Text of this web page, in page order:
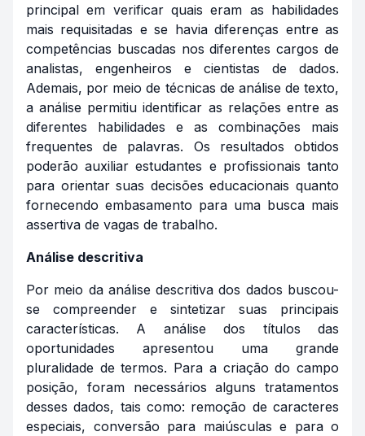
principal em verificar quais eram as habilidades
mais requisitadas e se havia diferenças entre as
competências buscadas nos diferentes cargos de
analistas, engenheiros e cientistas de dados.
Ademais, por meio de técnicas de análise de texto,
a análise permitiu identificar as relações entre as
diferentes habilidades e as combinações mais
frequentes de palavras. Os resultados obtidos
poderão auxiliar estudantes e profissionais tanto
para orientar suas decisões educacionais quanto
fornecendo embasamento para uma busca mais
assertiva de vagas de trabalho.
Análise descritiva
Por meio da análise descritiva dos dados buscou-
se compreender e sintetizar suas principais
características. A análise dos títulos das
oportunidades apresentou uma grande
pluralidade de termos. Para a criação do campo
posição, foram necessários alguns tratamentos
desses dados, tais como: remoção de caracteres
especiais, conversão para maiúsculas e para o